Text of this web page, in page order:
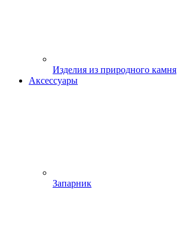
Изделия из природного камня
Аксессуары
Запарник